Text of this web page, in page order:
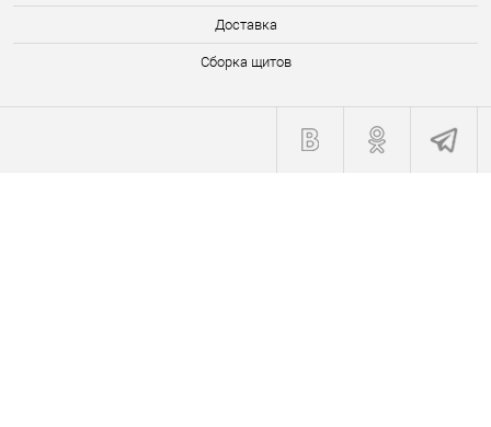
Доставка
Сборка щитов